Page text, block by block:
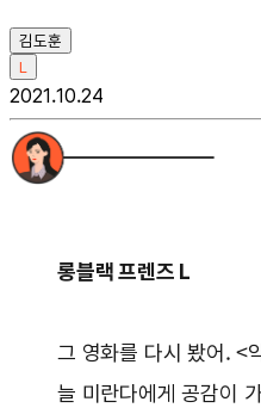
김도훈
L
2021.10.24
롱블랙 프렌즈 L
그 영화를 다시 봤어. <
늘 미란다에게 공감이